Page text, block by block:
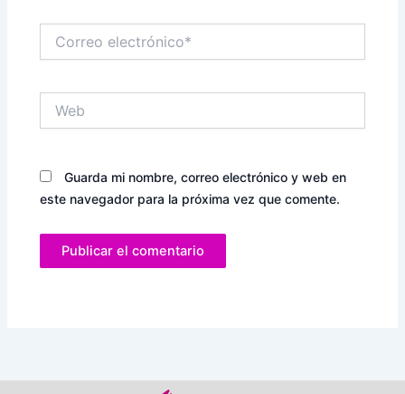
electrónico*
Guarda mi nombre, correo electrónico y web en
este navegador para la próxima vez que comente.